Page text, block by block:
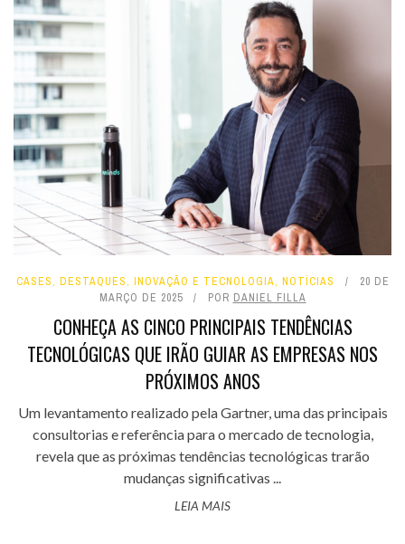
CASES, DESTAQUES, INOVAÇÃO E TECNOLOGIA, NOTÍCIAS
20 DE
MARÇO DE 2025
POR DANIEL FILLA
CONHEÇA AS CINCO PRINCIPAIS TENDÊNCIAS
TECNOLÓGICAS QUE IRÃO GUIAR AS EMPRESAS NOS
PRÓXIMOS ANOS
Um levantamento realizado pela Gartner, uma das principais
consultorias e referência para o mercado de tecnologia,
revela que as próximas tendências tecnológicas trarão
mudanças significativas ...
LEIA MAIS